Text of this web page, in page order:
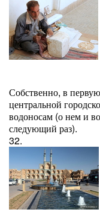
Собственно, в
центральной
водоносам (о нем и
следующий раз).
32.